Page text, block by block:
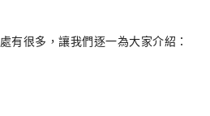
有很多，讓我們逐一為大家介紹：